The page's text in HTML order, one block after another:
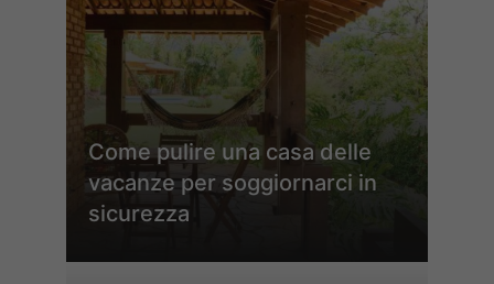
Come pulire una casa delle
vacanze per soggiornarci in
sicurezza